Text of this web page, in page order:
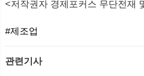
<저작권자 경제포커스 무단전재
#제조업
관련기사